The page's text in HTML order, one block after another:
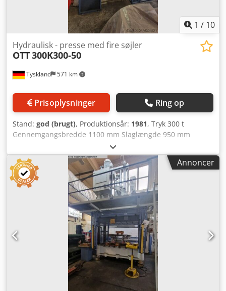
1 / 10
Tyskland 571 km
Hydraulisk - presse med fire søjler
OTT300K300-50
Prisoplysninger Ring op
Stand: god (brugt), Produktionsår: 1981, Tryk 300 t
Gennemgangsbredde 1100 mm Slaglængde 950 mm
Bordbredde 1050 mm Borddybde 1200 mm
Indbygningshøjde 1180 mm Maskinvægt ca. 20 t
Pladsbehov ca. 2,8 x 3 x 4,5 m Denne hydrauliske 4-søjle
presse OTT er i meget god stand og kan leveres med det
samme. Djdpfjx Uru Nex Ab Tock Øvrigt: Lysgitter,
indhegning Komplet elektrisk dokumentation Borebillede i
bord M20 / gittermål 135 mm
Annoncer